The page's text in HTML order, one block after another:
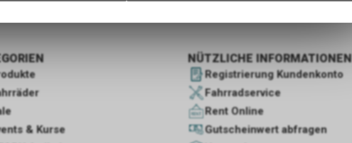
& Kurse
NÜTZLICHE INFORMATIONEN
Registrierung Kundenkonto
Fahrradservice
Rent Online
Gutscheinwert abfragen
Informationen zulassen.